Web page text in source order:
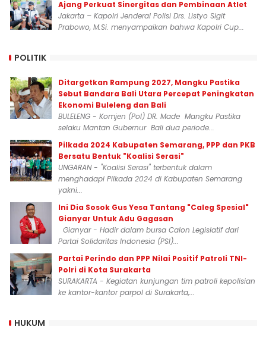
Ajang Perkuat Sinergitas dan Pembinaan Atlet
Jakarta – Kapolri Jenderal Polisi Drs. Listyo Sigit
Prabowo, M.Si. menyampaikan bahwa Kapolri Cup...
POLITIK
Ditargetkan Rampung 2027, Mangku Pastika
Sebut Bandara Bali Utara Percepat Peningkatan
Ekonomi Buleleng dan Bali
BULELENG - Komjen (Pol) DR. Made Mangku Pastika
selaku Mantan Gubernur Bali dua periode...
Pilkada 2024 Kabupaten Semarang, PPP dan PKB
Bersatu Bentuk "Koalisi Serasi"
UNGARAN - "Koalisi Serasi" terbentuk dalam
menghadapi Pilkada 2024 di Kabupaten Semarang
yakni...
Ini Dia Sosok Gus Yesa Tantang "Caleg Spesial"
Gianyar Untuk Adu Gagasan
Gianyar - Hadir dalam bursa Calon Legislatif dari
Partai Solidaritas Indonesia (PSI)...
Partai Perindo dan PPP Nilai Positif Patroli TNI-
Polri di Kota Surakarta
SURAKARTA - Kegiatan kunjungan tim patroli kepolisian
ke kantor-kantor parpol di Surakarta,...
HUKUM